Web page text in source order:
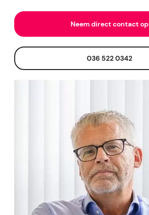
Neem direct contact op
036 522 0342